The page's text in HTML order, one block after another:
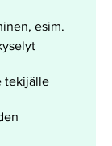
esim.
tekijälle